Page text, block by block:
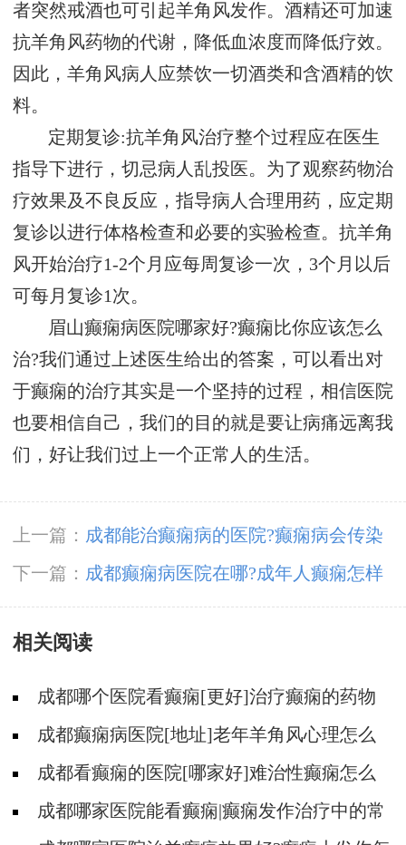
者突然戒酒也可引起羊角风发作。酒精还可加速
抗羊角风药物的代谢，降低血浓度而降低疗效。
因此，羊角风病人应禁饮一切酒类和含酒精的饮
料。
定期复诊:抗羊角风治疗整个过程应在医生
指导下进行，切忌病人乱投医。为了观察药物治
疗效果及不良反应，指导病人合理用药，应定期
复诊以进行体格检查和必要的实验检查。抗羊角
风开始治疗1-2个月应每周复诊一次，3个月以后
可每月复诊1次。
眉山癫痫病医院哪家好?癫痫比你应该怎么
治?我们通过上述医生给出的答案，可以看出对
于癫痫的治疗其实是一个坚持的过程，相信医院
也要相信自己，我们的目的就是要让病痛远离我
们，好让我们过上一个正常人的生活。
上一篇： 成都能治癫痫病的医院?癫痫病会传染
人吗
下一篇： 成都癫痫病医院在哪?成年人癫痫怎样
检查诊断
相关阅读
成都哪个医院看癫痫[更好]治疗癫痫的药物
不良反应是什么?
成都癫痫病医院[地址]老年羊角风心理怎么
调整?成都看癫痫的医院[哪家好]难治性癫痫怎么
治疗呢?
成都哪家医院能看癫痫|癫痫发作治疗中的常